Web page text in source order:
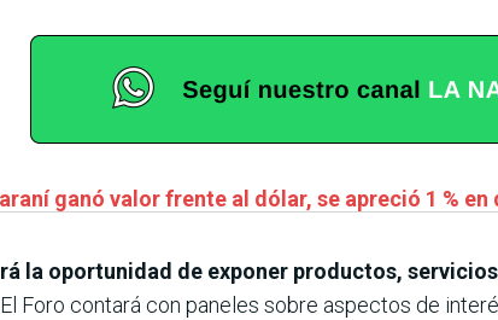
ganó valor frente al dólar, se apreció 1 %
la oportunidad de exponer productos,
El Foro contará con paneles sobre aspectos de